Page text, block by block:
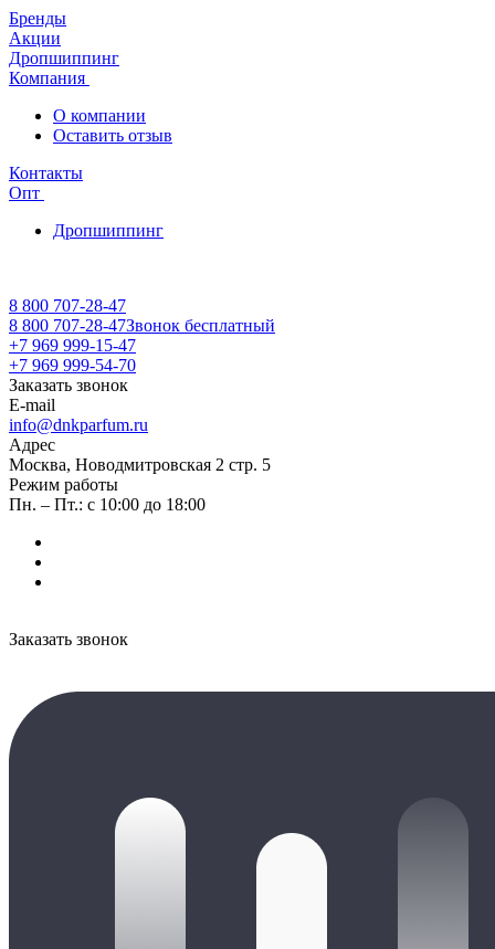
Бренды
Акции
Дропшиппинг
Компания
О компании
Оставить отзыв
Контакты
Опт
Дропшиппинг
8 800 707-28-47
8 800 707-28-47Звонок бесплатный
+7 969 999-15-47
+7 969 999-54-70
Заказать звонок
E-mail
info@dnkparfum.ru
Адрес
Москва, Новодмитровская 2 стр. 5
Режим работы
Пн. – Пт.: с 10:00 до 18:00
Заказать звонок